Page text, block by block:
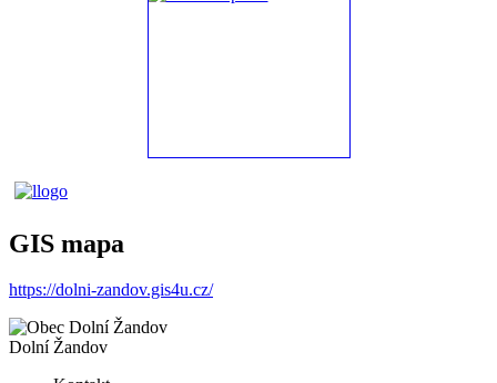
GIS mapa
https://dolni-zandov.gis4u.cz/
Dolní Žandov